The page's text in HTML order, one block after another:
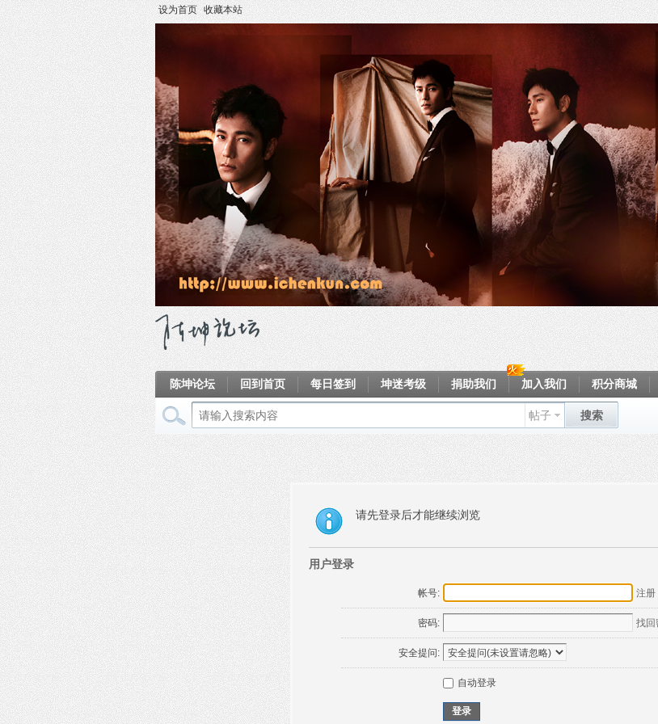
设为首页 收藏本站
陈坤论坛 回到首页 每日签到 坤迷考级 捐助我们 加入我们 积分商城
帖子 搜索
请先登录后才能继续浏览
用户登录
帐号: 注册
密码: 找回
安全提问:
自动登录
登录